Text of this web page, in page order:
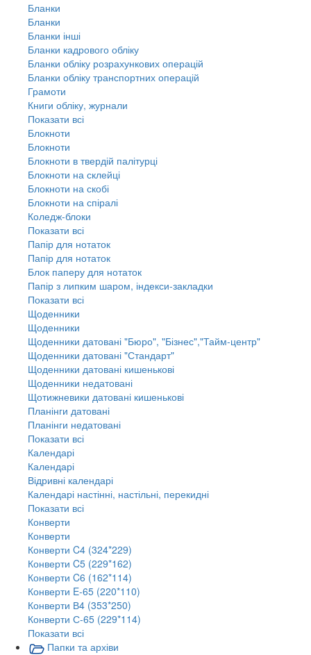
Бланки
Бланки
Бланки інші
Бланки кадрового обліку
Бланки обліку розрахункових операцій
Бланки обліку транспортних операцій
Грамоти
Книги обліку, журнали
Показати всі
Блокноти
Блокноти
Блокноти в твердій палітурці
Блокноти на склейці
Блокноти на скобі
Блокноти на спіралі
Коледж-блоки
Показати всі
Папір для нотаток
Папір для нотаток
Блок паперу для нотаток
Папір з липким шаром, індекси-закладки
Показати всі
Щоденники
Щоденники
Щоденники датовані "Бюро", "Бізнес","Тайм-центр"
Щоденники датовані "Стандарт"
Щоденники датовані кишенькові
Щоденники недатовані
Щотижневики датовані кишенькові
Планінги датовані
Планінги недатовані
Показати всі
Календарі
Календарі
Відривні календарі
Календарі настінні, настільні, перекидні
Показати всі
Конверти
Конверти
Конверти C4 (324*229)
Конверти C5 (229*162)
Конверти C6 (162*114)
Конверти E-65 (220*110)
Конверти В4 (353*250)
Конверти С-65 (229*114)
Показати всі
Папки та архіви